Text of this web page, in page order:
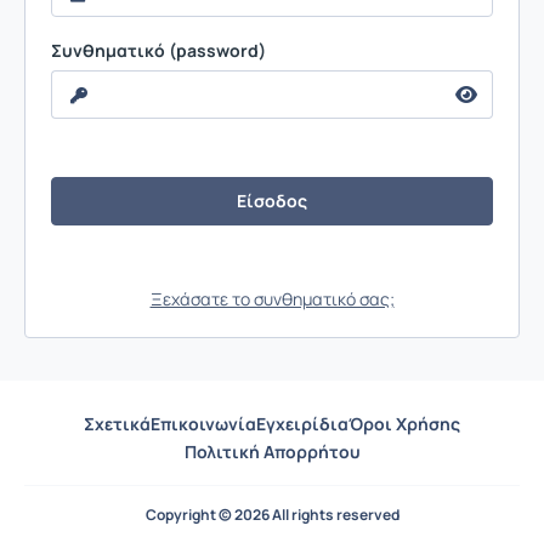
Συνθηματικό (password)
Ξεχάσατε το συνθηματικό σας;
ΣχετικάΕπικοινωνίαΕγχειρίδιαΌροι Χρήσης
Πολιτική Απορρήτου
Copyright © 2026 All rights reserved